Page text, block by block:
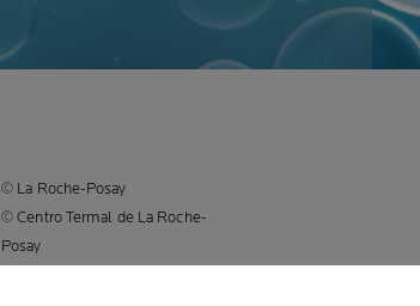
© La Roche-Posay
© Centro Termal de La Roche-
Posay